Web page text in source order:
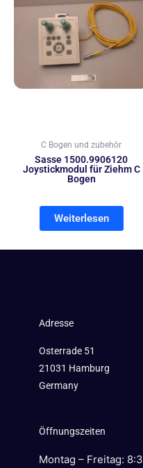
C Bogen und zubehör
Sasse 1500.9906120
Joystickmodul für Ziehm C
Bogen
Weiterlesen
Adresse
Osterrade 51
21031 Hamburg
Germany
Öffnungszeiten
Montag – Freitag: